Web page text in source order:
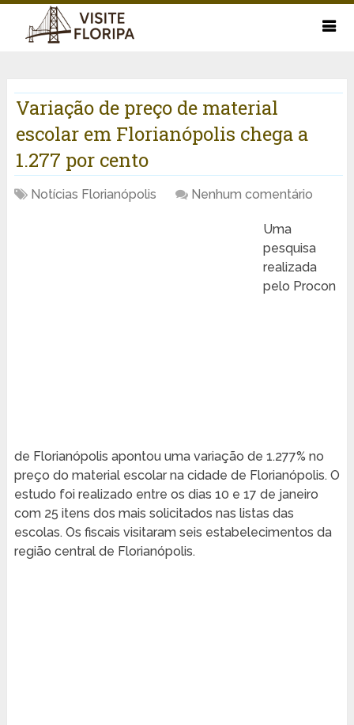
Variação de preço de material
escolar em Florianópolis chega a
1.277 por cento
Notícias Florianópolis Nenhum comentário
Uma
pesquisa
realizada
pelo Procon
de Florianópolis apontou uma variação de 1.277% no
preço do material escolar na cidade de Florianópolis. O
estudo foi realizado entre os dias 10 e 17 de janeiro
com 25 itens dos mais solicitados nas listas das
escolas. Os fiscais visitaram seis estabelecimentos da
região central de Florianópolis.